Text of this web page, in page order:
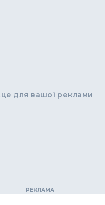
для вашої реклами